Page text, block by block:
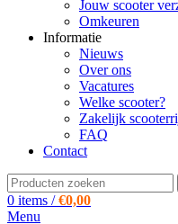
Jouw scooter
Omkeuren
Informatie
Nieuws
Over ons
Vacatures
Welke scooter?
Zakelijk
FAQ
Contact
0 items / €0,00
Menu